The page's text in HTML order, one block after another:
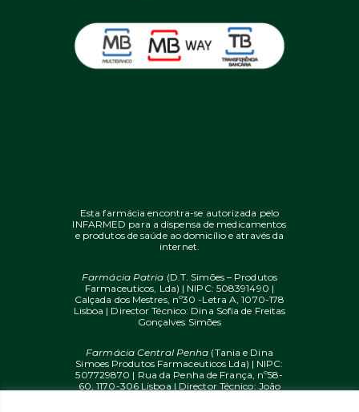
Esta farmácia encontra-se autorizada pelo
INFARMED para a dispensa de medicamentos
e produtos de saúde ao domicílio e através da
internet.
Farmácia Patria (D.T. Simões – Produtos
Farmaceuticos, Lda) | NIPC: 508391490 |
Calçada dos Mestres, nº30 -Letra A, 1070-178
Lisboa | Director Técnico: Dina Sofia de Freitas
Gonçalves Simões
Farmácia Central Penha (Tania e Dina
Simoes Produtos Farmaceuticos Lda) | NIPC:
507729870 | Rua da Penha de França, nº58-
60, 1170-306 Lisboa | Director Técnico: João